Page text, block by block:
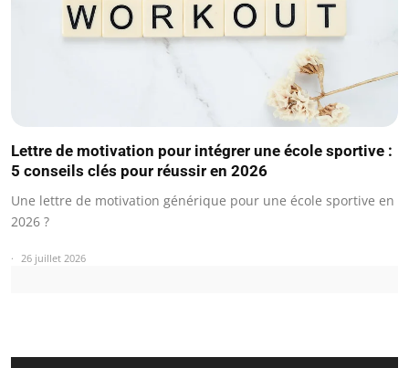
Lettre de motivation pour intégrer une école sportive :
5 conseils clés pour réussir en 2026
Une lettre de motivation générique pour une école sportive en
2026 ?
26 juillet 2026